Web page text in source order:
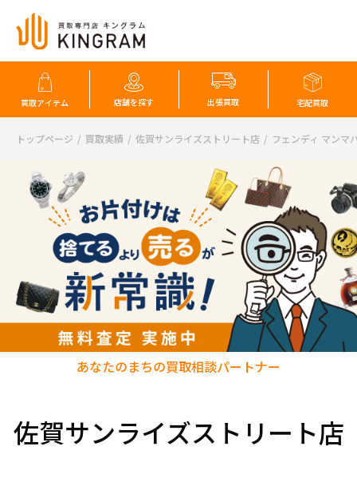
買取アイテム 店舗を探す 出張買取 宅配買取
トップページ 買取実績 佐賀サンライズストリート店 フェンディ マンマ
佐賀サンライズストリート店
あなたのまちの買取相談パートナー